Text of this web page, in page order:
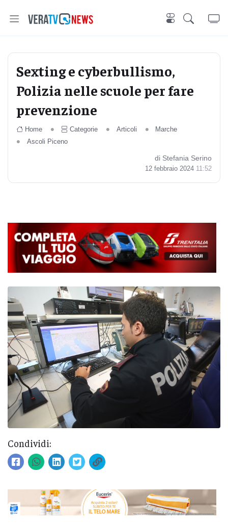
Sexting e cyberbullismo,
Polizia nelle scuole per fare
prevenzione
Home Categorie Articoli
Marche
Ascoli Piceno
di Stefania Serino
12 febbraio 2024 11:52
Condividi: